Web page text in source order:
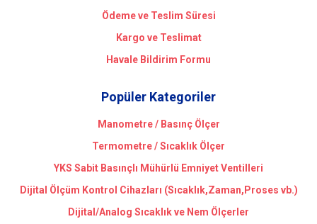
Ödeme ve Teslim Süresi
Kargo ve Teslimat
Havale Bildirim Formu
Popüler Kategoriler
Manometre / Basınç Ölçer
Termometre / Sıcaklık Ölçer
YKS Sabit Basınçlı Mühürlü Emniyet Ventilleri
Dijital Ölçüm Kontrol Cihazları (Sıcaklık,Zaman,Proses vb.)
Dijital/Analog Sıcaklık ve Nem Ölçerler